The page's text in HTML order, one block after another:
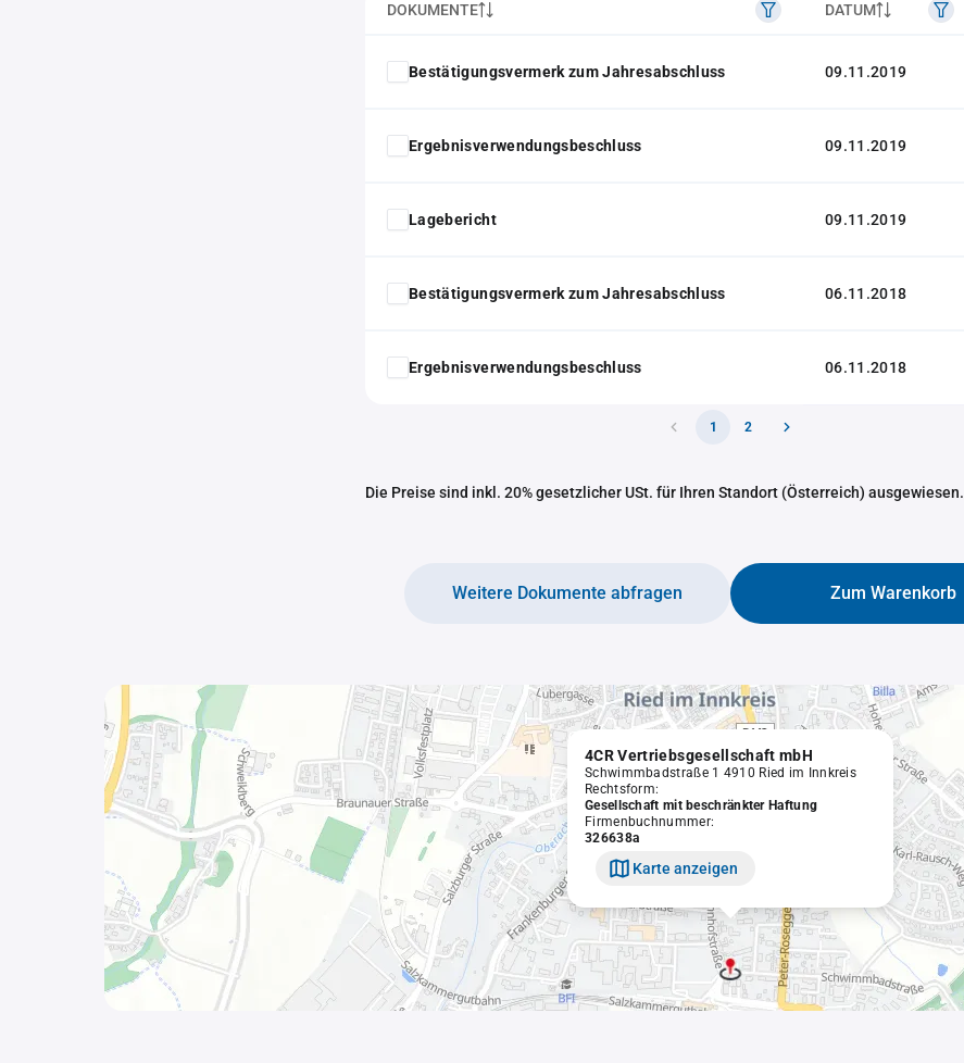
DOKUMENTE DATUM
Bestätigungsvermerk zum Jahresabschluss 09.11.2019
Ergebnisverwendungsbeschluss 09.11.2019
Lagebericht 09.11.2019
Bestätigungsvermerk zum Jahresabschluss 06.11.2018
Ergebnisverwendungsbeschluss 06.11.2018
1 2
Die Preise sind inkl. 20% gesetzlicher USt. für Ihren Standort (Österreich) ausgewiesen.
Zum Warenkorb
Weitere Dokumente abfragen
4CR Vertriebsgesellschaft mbH
Schwimmbadstraße 1 4910 Ried im Innkreis
Rechtsform:
Gesellschaft mit beschränkter Haftung
Firmenbuchnummer:
326638a
Karte anzeigen